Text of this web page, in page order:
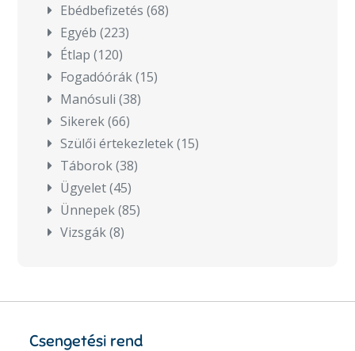
Ebédbefizetés (68)
Egyéb (223)
Étlap (120)
Fogadóórák(15)
Manósuli (38)
Sikerek(66)
Szülői értekezletek(15)
Táborok(38)
Ügyelet(45)
Ünnepek(85)
Vizsgák(8)
Csengetési rend